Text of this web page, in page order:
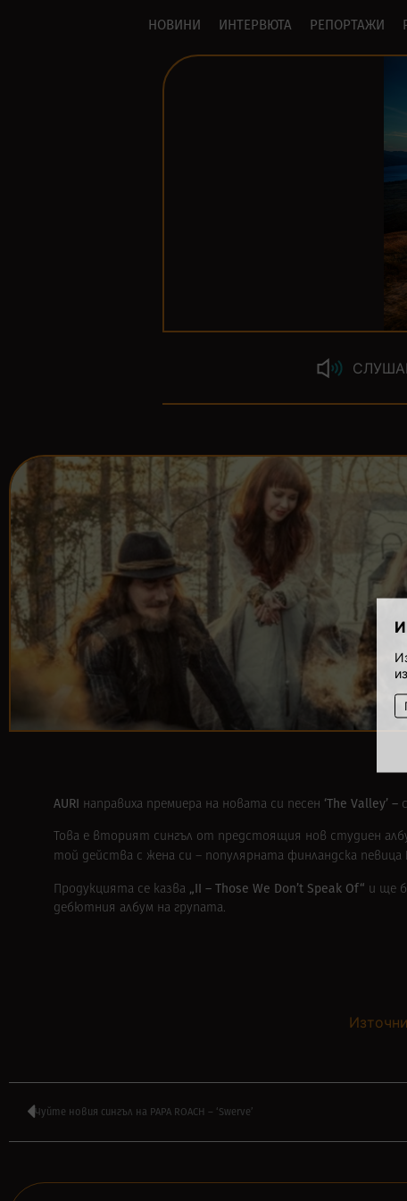
НОВИНИ ИНТЕРВЮТА РЕПОРТАЖИ
AURI направиха премиера на новата си песен ‘The Valley’ –
Това е вторият сингъл от предстоящия нов студиен
той действа с жена си – популярната финландска певица
Продукцията се казва „II – Those We Don’t Speak Of“ и ще
дебютния албум на групата.
Чуйте новия сингъл на PAPA ROACH – ‘Swerve’